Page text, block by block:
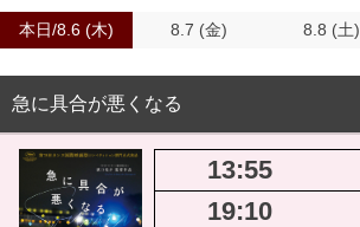
本日/8.6 (木) 8.7 (金) 8.8 (土)
急に具合が悪くなる
13:55
19:10